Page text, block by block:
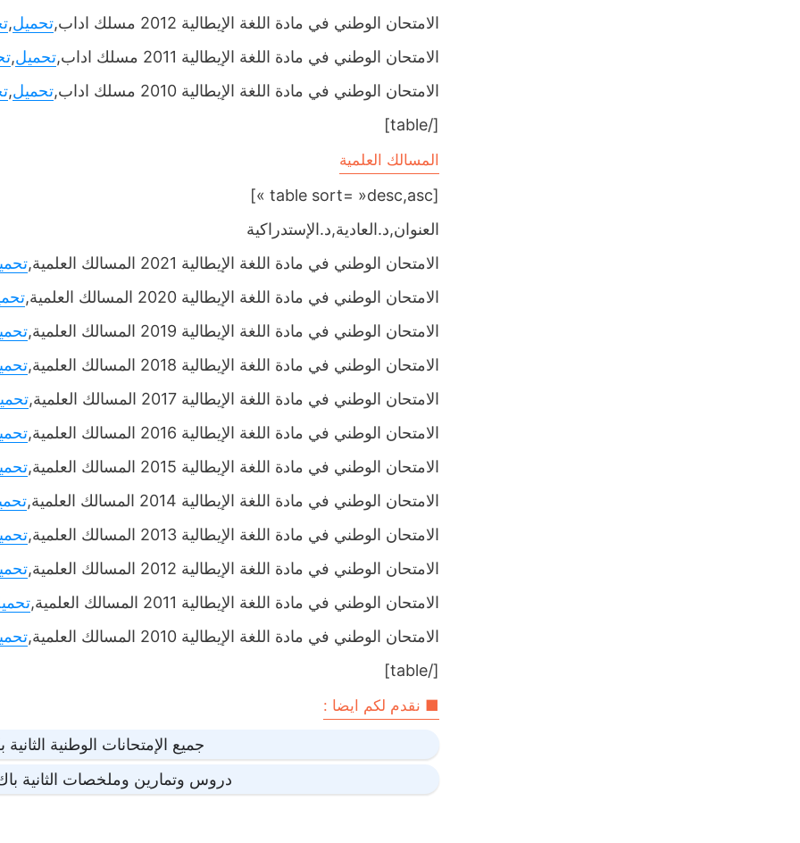
الامتحان الوطني في مادة اللغة الإيطالية 2012 مسلك اداب,
تحميل,
الامتحان الوطني في مادة اللغة الإيطالية 2011 مسلك اداب,
تحميل,
الامتحان الوطني في مادة اللغة الإيطالية 2010 مسلك اداب,
تحميل,
[/table]
المسالك العلمية
[table sort= »desc,asc »]
العنوان,د.العادية,د.الإستدراكية
الامتحان الوطني في مادة اللغة الإيطالية 2021 المسالك العلمية,
الامتحان الوطني في مادة اللغة الإيطالية 2020 المسالك العلمية,
الامتحان الوطني في مادة اللغة الإيطالية 2019 المسالك العلمية,
الامتحان الوطني في مادة اللغة الإيطالية 2018 المسالك العلمية,
الامتحان الوطني في مادة اللغة الإيطالية 2017 المسالك العلمية,
الامتحان الوطني في مادة اللغة الإيطالية 2016 المسالك العلمية,
الامتحان الوطني في مادة اللغة الإيطالية 2015 المسالك العلمية,
الامتحان الوطني في مادة اللغة الإيطالية 2014 المسالك العلمية,
الامتحان الوطني في مادة اللغة الإيطالية 2013 المسالك العلمية,
الامتحان الوطني في مادة اللغة الإيطالية 2012 المسالك العلمية,
الامتحان الوطني في مادة اللغة الإيطالية 2011 المسالك العلمية,
الامتحان الوطني في مادة اللغة الإيطالية 2010 المسالك العلمية,
[/table]
■ نقدم لكم ايضا :
جميع الإمتحانات الوطنية
دروس وتمارين وملخصات الثانية